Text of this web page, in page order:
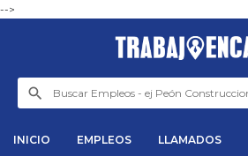
-->
INICIO EMPLEOS LLAMADOS